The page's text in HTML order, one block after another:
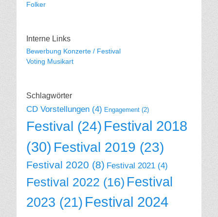
Folker
Interne Links
Bewerbung Konzerte / Festival
Voting Musikart
Schlagwörter
CD Vorstellungen (4) Engagement (2)
Festival (24) Festival 2018
(30) Festival 2019 (23)
Festival 2020 (8) Festival 2021 (4)
Festival 2022 (16) Festival
2023 (21) Festival 2024